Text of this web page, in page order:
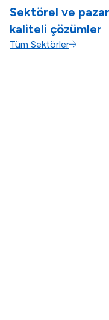
Sektörel ve
kaliteli çözümler
Tüm Sektörler